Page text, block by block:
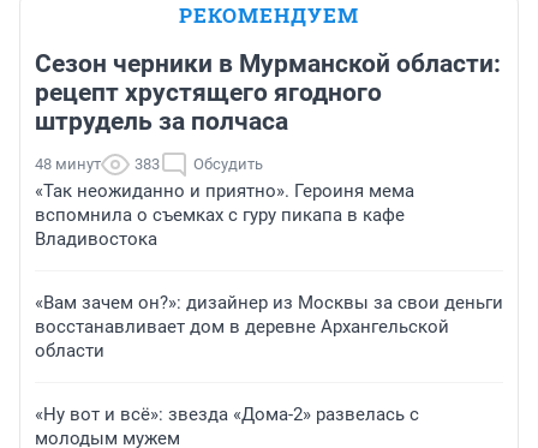
РЕКОМЕНДУЕМ
Сезон черники в Мурманской области:
рецепт хрустящего ягодного
штрудель за полчаса
48 минут 383 Обсудить
«Так неожиданно и приятно». Героиня мема
вспомнила о съемках с гуру пикапа в кафе
Владивостока
«Вам зачем он?»: дизайнер из Москвы за свои деньги
восстанавливает дом в деревне Архангельской
области
«Ну вот и всё»: звезда «Дома-2» развелась с
молодым мужем